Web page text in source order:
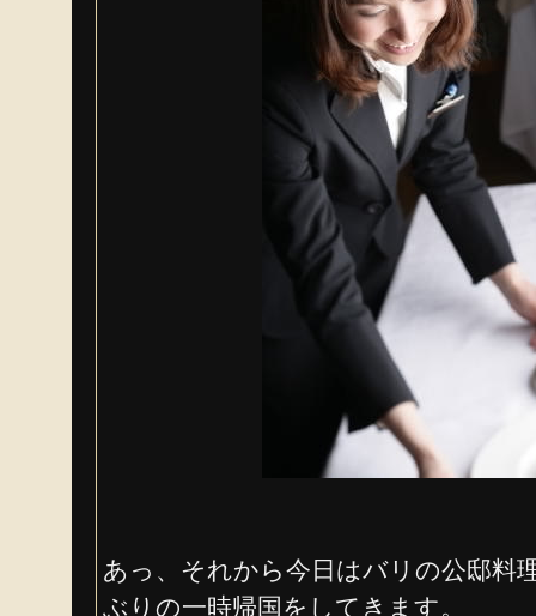
あっ、それから今日はバリの公邸料
ぶりの一時帰国をしてきます。